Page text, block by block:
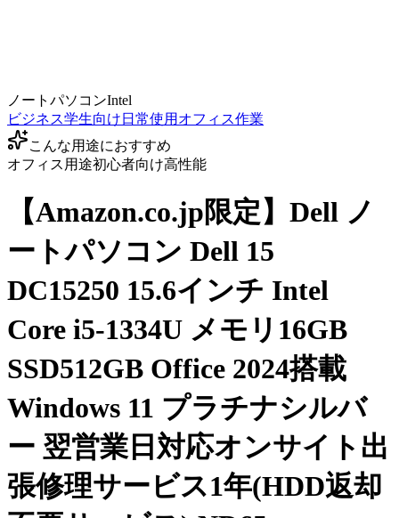
ノートパソコンIntel
ビジネス学生向け 日常使用 オフィス作業
こんな用途におすすめ
オフィス用途初心者向け高性能
【Amazon.co.jp限定】Dell ノ
ートパソコン Dell 15
DC15250 15.6インチ Intel
Core i5-1334U メモリ16GB
SSD512GB Office 2024搭載
Windows 11 プラチナシルバ
ー 翌営業日対応オンサイト出
張修理サービス1年(HDD返却